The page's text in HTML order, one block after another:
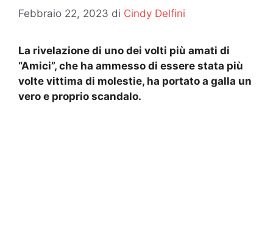
Febbraio 22, 2023 di Cindy Delfini
La rivelazione di uno dei volti più amati di
“Amici”, che ha ammesso di essere stata più
volte vittima di molestie, ha portato a galla un
vero e proprio scandalo.